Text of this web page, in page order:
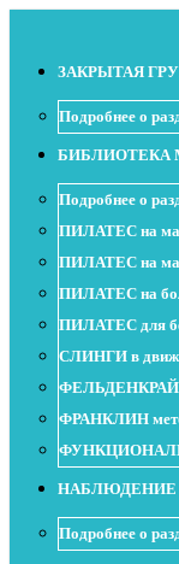
ЗАКРЫТАЯ
Подробнее о
БИБЛИОТЕКА
Подробнее о
ПИЛАТЕС на
ПИЛАТЕС на
ПИЛАТЕС на
ПИЛАТЕС для
СЛИНГИ в
ФРАНКЛИН
НАБЛЮДЕНИЕ
Подробнее о